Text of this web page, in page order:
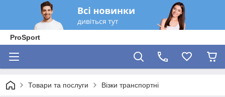
ProSport
Товари та послуги Візки транспортні